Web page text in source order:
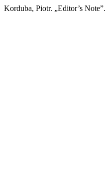
Korduba, Piotr. „Editor’s Note”.